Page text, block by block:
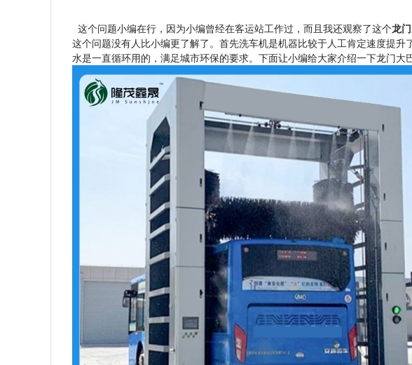
这个问题小编在行，因为小编曾经在客运站工作过，而且我还观察了这个龙
这个问题没有人比小编更了解了。首先洗车机是机器比较于人工肯定速度提
水是一直循环用的，满足城市环保的要求。下面让小编给大家介绍一下龙门大